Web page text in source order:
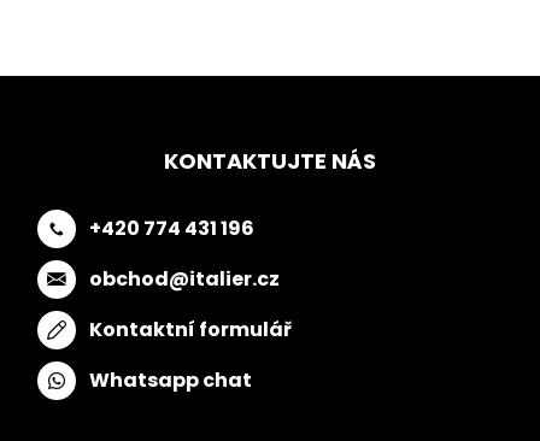
KONTAKTUJTE NÁS
+420 774 431 196
obchod@italier.cz
Kontaktní formulář
Whatsapp chat